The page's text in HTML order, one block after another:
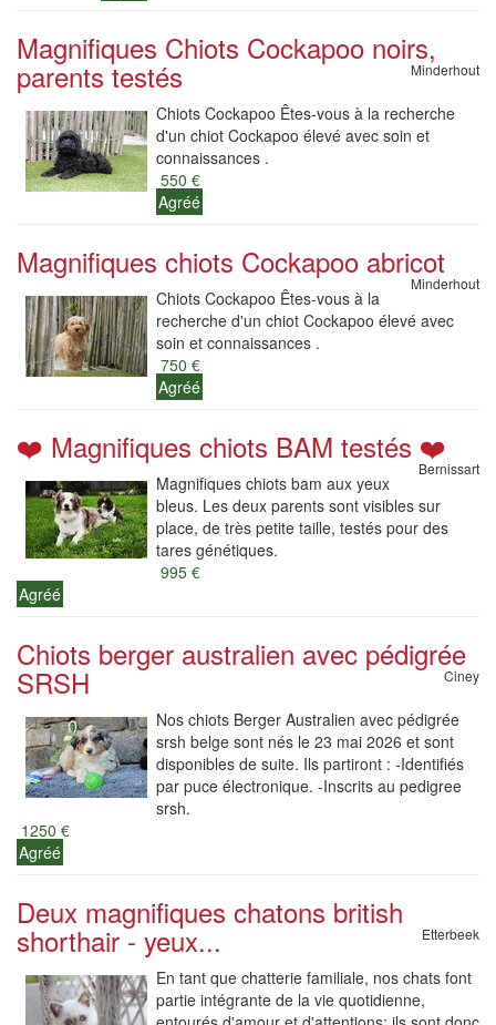
Magnifiques Chiots Cockapoo noirs,
parents testés Minderhout
Chiots Cockapoo Êtes-vous à la recherche
d'un chiot Cockapoo élevé avec soin et
connaissances .
550 €
Agréé
Magnifiques chiots Cockapoo abricot
Minderhout
Chiots Cockapoo Êtes-vous à la
recherche d'un chiot Cockapoo élevé avec
soin et connaissances .
750 €
Agréé
❤️ Magnifiques chiots BAM testés ❤️
Bernissart
Magnifiques chiots bam aux yeux
bleus. Les deux parents sont visibles sur
place, de très petite taille, testés pour des
tares génétiques.
995 €
Agréé
Chiots berger australien avec pédigrée
SRSH Ciney
Nos chiots Berger Australien avec pédigrée
srsh belge sont nés le 23 mai 2026 et sont
disponibles de suite. Ils partiront : -Identifiés
par puce électronique. -Inscrits au pedigree
srsh.
1250 €
Agréé
Deux magnifiques chatons british
shorthair - yeux... Etterbeek
En tant que chatterie familiale, nos chats font
partie intégrante de la vie quotidienne,